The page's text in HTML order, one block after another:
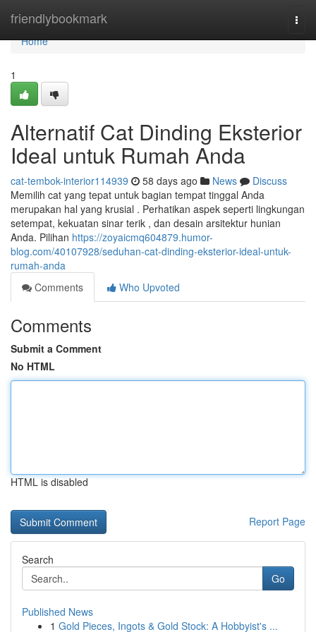
friendlybookmark
Home
Home
1
Alternatif Cat Dinding Eksterior
Ideal untuk Rumah Anda
cat-tembok-interior114939 58 days ago News
Discuss
Memilih cat yang tepat untuk bagian tempat tinggal Anda
merupakan hal yang krusial . Perhatikan aspek seperti lingkungan
setempat, kekuatan sinar terik , dan desain arsitektur hunian
Anda. Pilihan https://zoyaicmq604879.humor-
blog.com/40107928/seduhan-cat-dinding-eksterior-ideal-untuk-
rumah-anda
Comments
Who Upvoted
Comments
Submit a Comment
No HTML
HTML is disabled
Report Page
Search
Go
Published News
1 Gold Pieces, Ingots & Gold Stock: A Hobbyist's ...